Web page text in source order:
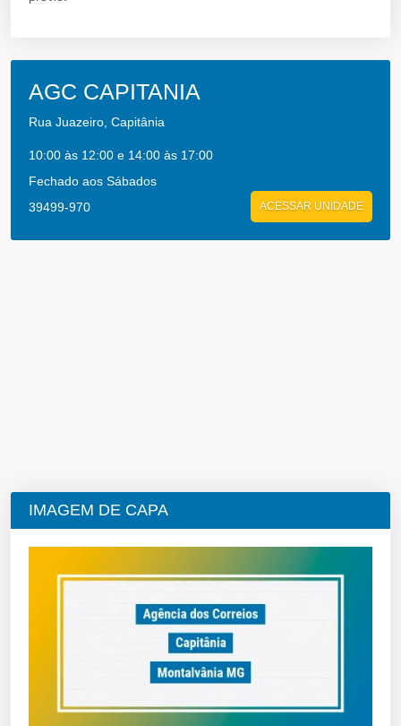
AGC CAPITANIA
Rua Juazeiro, Capitânia
10:00 às 12:00 e 14:00 às 17:00
Fechado aos Sábados
39499-970
ACESSAR UNIDADE
IMAGEM DE CAPA